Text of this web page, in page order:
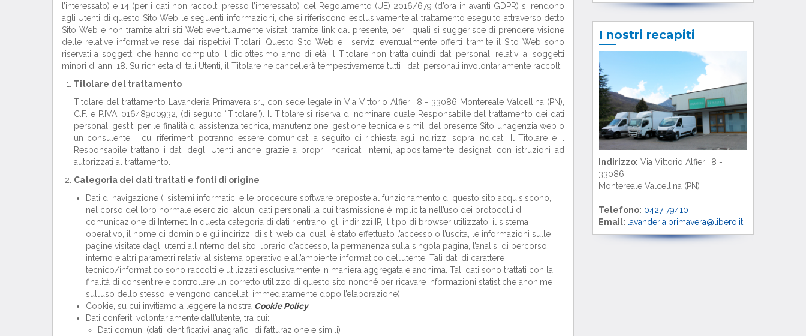
l’interessato) e 14 (per i dati non raccolti presso l’interessato) del Regolamento (UE) 2016/679 (d’ora in avanti GDPR) si rendono
agli Utenti di questo Sito Web le seguenti informazioni, che si riferiscono esclusivamente al trattamento eseguito attraverso detto
Sito Web e non tramite altri siti Web eventualmente visitati tramite link dal presente, per i quali si suggerisce di prendere visione
delle relative informative rese dai rispettivi Titolari. Questo Sito Web e i servizi eventualmente offerti tramite il Sito Web sono
riservati a soggetti che hanno compiuto il diciottesimo anno di età. Il Titolare non tratta quindi dati personali relativi ai soggetti
minori di anni 18. Su richiesta di tali Utenti, il Titolare ne cancellerà tempestivamente tutti i dati personali involontariamente raccolti.
Titolare del trattamento
Titolare del trattamento Lavanderia Primavera srl, con sede legale in Via Vittorio Alfieri, 8 - 33086 Montereale Valcellina (PN),
C.F. e P.IVA: 01648900932, (di seguito “Titolare”). Il Titolare si riserva di nominare quale Responsabile del trattamento dei dati
personali gestiti per le finalità di assistenza tecnica, manutenzione, gestione tecnica e simili del presente Sito un’agenzia web o
un consulente, i cui riferimenti potranno essere comunicati a seguito di richiesta agli indirizzi sopra indicati. Il Titolare e il
Responsabile trattano i dati degli Utenti anche grazie a propri Incaricati interni, appositamente designati con istruzioni ad
autorizzati al trattamento.
Categoria dei dati trattati e fonti di origine
Dati di navigazione (i sistemi informatici e le procedure software preposte al funzionamento di questo sito acquisiscono,
nel corso del loro normale esercizio, alcuni dati personali la cui trasmissione è implicita nell’uso dei protocolli di
comunicazione di Internet. In questa categoria di dati rientrano: gli indirizzi IP, il tipo di browser utilizzato, il sistema
operativo, il nome di dominio e gli indirizzi di siti web dai quali è stato effettuato l’accesso o l’uscita, le informazioni sulle
pagine visitate dagli utenti all’interno del sito, l’orario d’accesso, la permanenza sulla singola pagina, l’analisi di percorso
interno e altri parametri relativi al sistema operativo e all’ambiente informatico dell’utente. Tali dati di carattere
tecnico/informatico sono raccolti e utilizzati esclusivamente in maniera aggregata e anonima. Tali dati sono trattati con la
finalità di consentire e controllare un corretto utilizzo di questo sito nonché per ricavare informazioni statistiche anonime
sull’uso dello stesso, e vengono cancellati immediatamente dopo l’elaborazione)
Cookie, su cui invitiamo a leggere la nostra Cookie Policy
Dati conferiti volontariamente dall’utente, tra cui:
Dati comuni (dati identificativi, anagrafici, di fatturazione e simili)
I nostri recapiti
Indirizzo: Via Vittorio Alfieri, 8 -
33086
Montereale Valcellina (PN)
Telefono: 0427 79410
Email: lavanderia.primavera@libero.it